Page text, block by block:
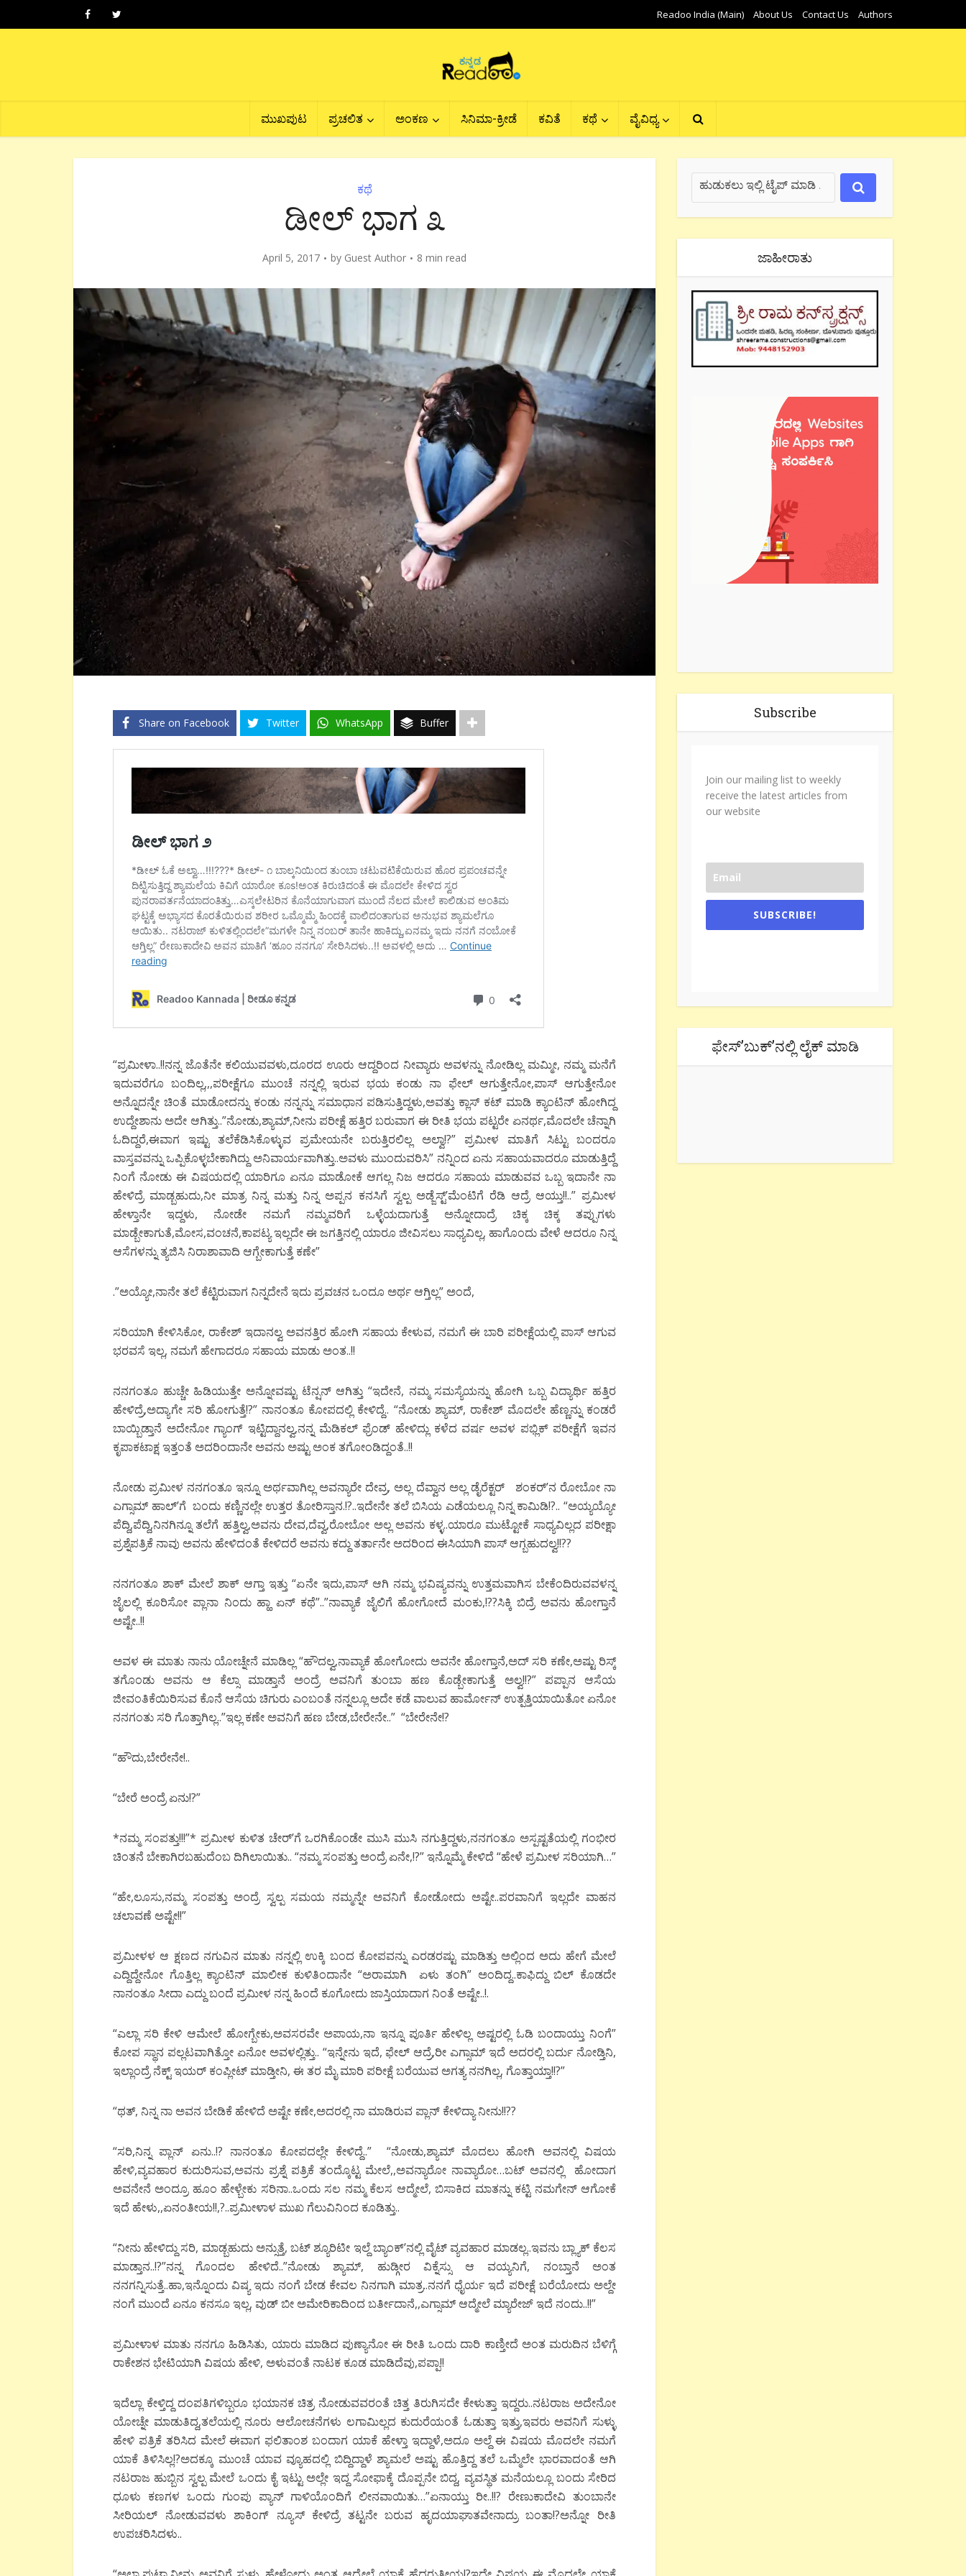
Readoo India (Main) About Us Contact Us Authors
ಮುಖಪುಟ ಪ್ರಚಲಿತ ಅಂಕಣ ಸಿನಿಮಾ-ಕ್ರೀಡೆ ಕವಿತೆ ಕಥೆ ವೈವಿಧ್ಯ
ಕಥೆ
ಡೀಲ್ ಭಾಗ ೩
April 5, 2017 by Guest Author 8 min read
Share on Facebook Twitter WhatsApp Buffer
“ಪ್ರಮೀಳಾ..!!ನನ್ನ ಜೊತೆನೇ ಕಲಿಯುವವಳು,ದೂರದ ಊರು ಆದ್ದರಿಂದ ನೀವ್ಯಾರು ಅವಳನ್ನು ನೋಡಿಲ್ಲ ಮಮ್ಮೀ, ನಮ್ಮ ಮನೆಗೆ
ಇದುವರೆಗೂ ಬಂದಿಲ್ಲ,,,ಪರೀಕ್ಷೆಗೂ ಮುಂಚೆ ನನ್ನಲ್ಲಿ ಇರುವ ಭಯ ಕಂಡು ನಾ ಫೇಲ್ ಆಗುತ್ತೇನೋ,ಪಾಸ್ ಆಗುತ್ತೇನೋ
ಅನ್ನೊದನ್ನೇ ಚಿಂತೆ ಮಾಡೋದನ್ನು ಕಂಡು ನನ್ನನ್ನು ಸಮಾಧಾನ ಪಡಿಸುತ್ತಿದ್ದಳು,ಅವತ್ತು ಕ್ಲಾಸ್ ಕಟ್ ಮಾಡಿ ಕ್ಯಾಂಟಿನ್ ಹೋಗಿದ್ದ
ಉದ್ದೇಶಾನು ಅದೇ ಆಗಿತ್ತು..”ನೋಡು,ಶ್ಯಾಮ್,ನೀನು ಪರೀಕ್ಷೆ ಹತ್ತಿರ ಬರುವಾಗ ಈ ರೀತಿ ಭಯ ಪಟ್ಟರೇ ಏನರ್ಥ,ಮೊದಲೇ ಚೆನ್ನಾಗಿ
ಓದಿದ್ದರೆ,ಈವಾಗ ಇಷ್ಟು ತಲೆಕೆಡಿಸಿಕೊಳ್ಳುವ ಪ್ರಮೇಯನೇ ಬರುತ್ತಿರಲಿಲ್ಲ ಅಲ್ವಾ!?” ಪ್ರಮೀಳ ಮಾತಿಗೆ ಸಿಟ್ಟು ಬಂದರೂ
ವಾಸ್ತವವನ್ನು ಒಪ್ಪಿಕೊಳ್ಳಬೇಕಾಗಿದ್ದು ಅನಿವಾರ್ಯವಾಗಿತ್ತು..ಅವಳು ಮುಂದುವರಿಸಿ” ನನ್ನಿಂದ ಏನು ಸಹಾಯವಾದರೂ ಮಾಡುತ್ತಿದ್ದೆ
ನಿಂಗೆ ನೋಡು ಈ ವಿಷಯದಲ್ಲಿ ಯಾರಿಗೂ ಏನೂ ಮಾಡೋಕೆ ಆಗಲ್ಲ ನಿಜ ಆದರೂ ಸಹಾಯ ಮಾಡುವವ ಒಬ್ಬ ಇದಾನೇ ನಾ
ಹೇಳಿದ್ರೆ ಮಾಡ್ಬಹುದು,ನೀ ಮಾತ್ರ ನಿನ್ನ ಮತ್ತು ನಿನ್ನ ಅಪ್ಪನ ಕನಸಿಗೆ ಸ್ವಲ್ಪ ಅಡ್ಜೆಸ್ಟ್’ಮೆಂಟಿಗೆ ರೆಡಿ ಆದ್ರೆ ಆಯ್ತು!!..” ಪ್ರಮೀಳ
ಹೇಳ್ತಾನೇ ಇದ್ದಳು, ನೋಡೇ ನಮಗೆ ನಮ್ಮವರಿಗೆ ಒಳ್ಳೆಯದಾಗುತ್ತೆ ಅನ್ನೋದಾದ್ರೆ ಚಿಕ್ಕ ಚಿಕ್ಕ ತಪ್ಪುಗಳು
ಮಾಡ್ಬೇಕಾಗುತೆ,ಮೋಸ,ವಂಚನೆ,ಕಾಪಟ್ಯ ಇಲ್ಲದೇ ಈ ಜಗತ್ತಿನಲ್ಲಿ ಯಾರೂ ಜೀವಿಸಲು ಸಾಧ್ಯವಿಲ್ಲ, ಹಾಗೊಂದು ವೇಳೆ ಆದರೂ ನಿನ್ನ
ಆಸೆಗಳನ್ನು ತ್ಯಜಿಸಿ ನಿರಾಶಾವಾದಿ ಆಗ್ಬೇಕಾಗುತ್ತೆ ಕಣೇ”
.”ಅಯ್ಯೋ,ನಾನೇ ತಲೆ ಕೆಟ್ಟಿರುವಾಗ ನಿನ್ನದೇನೆ ಇದು ಪ್ರವಚನ ಒಂದೂ ಅರ್ಥ ಆಗ್ತಿಲ್ಲ” ಅಂದೆ,
ಸರಿಯಾಗಿ ಕೇಳಿಸಿಕೋ, ರಾಕೇಶ್ ಇದಾನಲ್ವ ಅವನತ್ತಿರ ಹೋಗಿ ಸಹಾಯ ಕೇಳುವ, ನಮಗೆ ಈ ಬಾರಿ ಪರೀಕ್ಷೆಯಲ್ಲಿ ಪಾಸ್ ಆಗುವ
ಭರವಸೆ ಇಲ್ಲ, ನಮಗೆ ಹೇಗಾದರೂ ಸಹಾಯ ಮಾಡು ಅಂತ..!!
ನನಗಂತೂ ಹುಚ್ಚೇ ಹಿಡಿಯುತ್ತೇ ಅನ್ನೋವಷ್ಟು ಟೆನ್ಷನ್ ಆಗಿತ್ತು “ಇದೇನೆ, ನಮ್ಮ ಸಮಸ್ಯೆಯನ್ನು ಹೋಗಿ ಒಬ್ಬ ವಿದ್ಯಾರ್ಥಿ ಹತ್ತಿರ
ಹೇಳಿದ್ರೆ,ಅದ್ಯಾಗೇ ಸರಿ ಹೋಗುತ್ತೆ!?” ನಾನಂತೂ ಕೋಪದಲ್ಲಿ ಕೇಳಿದ್ದೆ.. “ನೋಡು ಶ್ಯಾಮ್, ರಾಕೇಶ್ ಮೊದಲೇ ಹೆಣ್ಣನ್ನು ಕಂಡರೆ
ಬಾಯ್ಬಿಡ್ತಾನೆ ಅದೇನೋ ಗ್ಯಾಂಗ್ ಇಟ್ಟಿದ್ದಾನಲ್ವ,ನನ್ನ ಮೆಡಿಕಲ್ ಫ್ರೆಂಡ್ ಹೇಳಿದ್ಲು ಕಳೆದ ವರ್ಷ ಅವಳ ಪಭ್ಲಿಕ್ ಪರೀಕ್ಷೆಗೆ ಇವನ
ಕೃಪಾಕಟಾಕ್ಷ ಇತ್ತಂತೆ ಅದರಿಂದಾನೇ ಅವನು ಅಷ್ಟು ಅಂಕ ತಗೋಂಡಿದ್ದಂತೆ..!!
ನೋಡು ಪ್ರಮೀಳ ನನಗಂತೂ ಇನ್ನೂ ಅರ್ಥವಾಗಿಲ್ಲ ಅವನ್ಯಾರೇ ದೇವ್ರ, ಅಲ್ಲ ದೆವ್ವಾನ ಅಲ್ಲ ಡೈರೆಕ್ಟರ್ ಶಂಕರ್’ನ ರೋಬೋ ನಾ
ಎಗ್ಸಾಮ್ ಹಾಲ್’ಗೆ ಬಂದು ಕಣ್ಣಿನಲ್ಲೇ ಉತ್ತರ ತೋರಿಸ್ತಾನ.!?..ಇದೇನೇ ತಲೆ ಬಿಸಿಯ ಎಡೆಯಲ್ಲೂ ನಿನ್ನ ಕಾಮಿಡಿ!?.. “ಅಯ್ಯಯ್ಯೋ
ಪೆದ್ದಿ,ಪೆದ್ದಿ,ನಿನಗಿನ್ನೂ ತಲೆಗೆ ಹತ್ತಿಲ್ವ,ಅವನು ದೇವ,ದೆವ್ವ,ರೋಬೋ ಅಲ್ಲ ಅವನು ಕಳ್ಳ..ಯಾರೂ ಮುಟ್ಟೋಕೆ ಸಾಧ್ಯವಿಲ್ಲದ ಪರೀಕ್ಷಾ
ಪ್ರಶ್ನೆಪತ್ರಿಕೆ ನಾವು ಅವನು ಹೇಳಿದಂತೆ ಕೇಳಿದರೆ ಅವನು ಕದ್ದು ತರ್ತಾನೇ ಅದರಿಂದ ಈಸಿಯಾಗಿ ಪಾಸ್ ಆಗ್ಬಹುದಲ್ವ!!??
ನನಗಂತೂ ಶಾಕ್ ಮೇಲೆ ಶಾಕ್ ಆಗ್ತಾ ಇತ್ತು “ಏನೇ ಇದು,ಪಾಸ್ ಆಗಿ ನಮ್ಮ ಭವಿಷ್ಯವನ್ನು ಉತ್ತಮವಾಗಿಸ ಬೇಕೆಂದಿರುವವಳನ್ನ
ಜೈಲಲ್ಲಿ ಕೂರಿಸೋ ಪ್ಲಾನಾ ನಿಂದು ಹ್ಹಾ ಏನ್ ಕಥೆ”..”ನಾವ್ಯಾಕೆ ಜೈಲಿಗೆ ಹೋಗೋದೆ ಮಂಕು,!??ಸಿಕ್ಕಿ ಬಿದ್ರೆ ಅವನು ಹೋಗ್ತಾನೆ
ಅಷ್ಟೇ..!!
ಅವಳ ಈ ಮಾತು ನಾನು ಯೋಚ್ನೇನೆ ಮಾಡಿಲ್ಲ “ಹೌದಲ್ವ,ನಾವ್ಯಾಕೆ ಹೋಗೋದು ಅವನೇ ಹೋಗ್ತಾನೆ,ಅದ್ ಸರಿ ಕಣೇ,ಅಷ್ಟು ರಿಸ್ಕ್
ತಗೊಂಡು ಅವನು ಆ ಕೆಲ್ಸಾ ಮಾಡ್ತಾನೆ ಅಂದ್ರೆ ಅವನಿಗೆ ತುಂಬಾ ಹಣ ಕೊಡ್ಬೇಕಾಗುತ್ತೆ ಅಲ್ವ!!?” ಪಪ್ಪಾನ ಆಸೆಯ
ಜೀವಂತಿಕೆಯಿರಿಸುವ ಕೊನೆ ಆಸೆಯ ಚಿಗುರು ಎಂಬಂತೆ ನನ್ನಲ್ಲೂ ಅದೇ ಕಡೆ ವಾಲುವ ಹಾರ್ಮೋನ್ ಉತ್ಪತ್ತಿಯಾಯಿತೋ ಏನೋ
ನನಗಂತು ಸರಿ ಗೊತ್ತಾಗಿಲ್ಲ..”ಇಲ್ಲ ಕಣೇ ಅವನಿಗೆ ಹಣ ಬೇಡ,ಬೇರೇನೇ..” “ಬೇರೇನೇ!?
“ಹೌದು,ಬೇರೇನೇ!..
“ಬೇರೆ ಅಂದ್ರೆ ಏನು!?”
*ನಮ್ಮ ಸಂಪತ್ತು!!!”* ಪ್ರಮೀಳ ಕುಳಿತ ಚೇರ್’ಗೆ ಒರಗಿಕೊಂಡೇ ಮುಸಿ ಮುಸಿ ನಗುತ್ತಿದ್ದಳು,ನನಗಂತೂ ಅಸ್ಪಷ್ಟತೆಯಲ್ಲಿ ಗಂಭೀರ
ಚಿಂತನೆ ಬೇಕಾಗಿರಬಹುದೆಂಬ ದಿಗಿಲಾಯಿತು.. “ನಮ್ಮ ಸಂಪತ್ತು ಅಂದ್ರೆ ಏನೇ,!?” ಇನ್ನೊಮ್ಮೆ ಕೇಳಿದೆ “ಹೇಳೆ ಪ್ರಮೀಳ ಸರಿಯಾಗಿ…”
“ಹೇ,ಲೂಸು,ನಮ್ಮ ಸಂಪತ್ತು ಅಂದ್ರೆ ಸ್ವಲ್ಪ ಸಮಯ ನಮ್ಮನ್ನೇ ಅವನಿಗೆ ಕೋಡೋದು ಅಷ್ಟೇ..ಪರವಾನಿಗೆ ಇಲ್ಲದೇ ವಾಹನ
ಚಲಾವಣೆ ಅಷ್ಟೇ!!”
ಪ್ರಮೀಳಳ ಆ ಕ್ಷಣದ ನಗುವಿನ ಮಾತು ನನ್ನಲ್ಲಿ ಉಕ್ಕಿ ಬಂದ ಕೋಪವನ್ನು ಎರಡರಷ್ಟು ಮಾಡಿತ್ತು ಅಲ್ಲಿಂದ ಅದು ಹೇಗೆ ಮೇಲೆ
ಎದ್ದಿದ್ದೇನೋ ಗೊತ್ತಿಲ್ಲ ಕ್ಯಾಂಟಿನ್ ಮಾಲೀಕ ಕುಳಿತಿಂದಾನೇ “ಅರಾಮಾಗಿ ಏಳು ತಂಗಿ” ಅಂದಿದ್ದ..ಕಾಫಿದ್ದು ಬಿಲ್ ಕೊಡದೇ
ನಾನಂತೂ ಸೀದಾ ಎದ್ದು ಬಂದೆ ಪ್ರಮೀಳ ನನ್ನ ಹಿಂದೆ ಕೂಗೋದು ಜಾಸ್ತಿಯಾದಾಗ ನಿಂತೆ ಅಷ್ಟೇ..!.
“ಎಲ್ಲಾ ಸರಿ ಕೇಳಿ ಆಮೇಲೆ ಹೋಗ್ಬೇಕು,ಅವಸರವೇ ಅಪಾಯ,ನಾ ಇನ್ನೂ ಪೂರ್ತಿ ಹೇಳಿಲ್ಲ ಅಷ್ಟರಲ್ಲಿ ಓಡಿ ಬಂದಾಯ್ತು ನಿಂಗೆ”
ಕೋಪ ಸ್ಥಾನ ಪಲ್ಲಟವಾಗಿತ್ತೋ ಏನೋ ಅವಳಲ್ಲಿತ್ತು.. “ಇನ್ನೇನು ಇದೆ, ಫೇಲ್ ಆದ್ರೆ,ರೀ ಎಗ್ಸಾಮ್ ಇದೆ ಅದರಲ್ಲಿ ಬರ್ದು ನೋಡ್ತಿನಿ,
ಇಲ್ಲಾಂದ್ರೆ ನೆಕ್ಟ್ ಇಯರ್ ಕಂಪ್ಲೀಟ್ ಮಾಡ್ತೀನಿ, ಈ ತರ ಮೈ ಮಾರಿ ಪರೀಕ್ಷೆ ಬರೆಯುವ ಅಗತ್ಯ ನನಗಿಲ್ಲ, ಗೊತ್ತಾಯ್ತಾ!!?”
“ಥತ್, ನಿನ್ನ ನಾ ಅವನ ಬೇಡಿಕೆ ಹೇಳಿದೆ ಅಷ್ಟೇ ಕಣೇ,ಅದರಲ್ಲಿ ನಾ ಮಾಡಿರುವ ಪ್ಲಾನ್ ಕೇಳಿದ್ಯಾ ನೀನು!!??
“ಸರಿ,ನಿನ್ನ ಪ್ಲಾನ್ ಏನು..!? ನಾನಂತೂ ಕೋಪದಲ್ಲೇ ಕೇಳಿದ್ದೆ..” “ನೋಡು,ಶ್ಯಾಮ್ ಮೊದಲು ಹೋಗಿ ಅವನಲ್ಲಿ ವಿಷಯ
ಹೇಳಿ,ವ್ಯವಹಾರ ಕುದುರಿಸುವ,ಅವನು ಪ್ರಶ್ನೆ ಪತ್ರಿಕೆ ತಂದ್ಕೊಟ್ಟ ಮೇಲೆ,,ಅವನ್ಯಾರೋ ನಾವ್ಯಾರೋ…ಬಟ್ ಅವನಲ್ಲಿ ಹೋದಾಗ
ಅವನೇನೆ ಅಂದ್ರೂ ಹೂಂ ಹೇಳ್ಬೇಕು ಸರಿನಾ..ಒಂದು ಸಲ ನಮ್ಮ ಕೆಲಸ ಆದ್ಮೇಲೆ, ಬಿಸಾಕಿದ ಮಾತನ್ನು ಕಟ್ಟಿ ನಮಗೇನ್ ಆಗೋಕೆ
ಇದೆ ಹೇಳು,,ಏನಂತೀಯ!!,?..ಪ್ರಮೀಳಾಳ ಮುಖ ಗೆಲುವಿನಿಂದ ಕೂಡಿತ್ತು..
“ನೀನು ಹೇಳಿದ್ದು ಸರಿ, ಮಾಡ್ಬಹುದು ಅನ್ಸುತ್ತೆ, ಬಟ್ ಶ್ಯೂರಿಟೀ ಇಲ್ದೆ ಬ್ಯಾಂಕ್’ನಲ್ಲಿ ವೈಟ್ ವ್ಯವಹಾರ ಮಾಡಲ್ಲ..ಇವನು ಬ್ಲ್ಯಾಕ್ ಕೆಲಸ
ಮಾಡ್ತಾನ..!?”ನನ್ನ ಗೊಂದಲ ಹೇಳಿದೆ..”ನೋಡು ಶ್ಯಾಮ್, ಹುಡ್ಗೀರ ವಿಕ್ನೆಸ್ಸು ಆ ವಯ್ಯನಿಗೆ, ನಂಬ್ತಾನೆ ಅಂತ
ನನಗನ್ನಿಸುತ್ತೆ..ಹಾ,ಇನ್ನೊಂದು ವಿಷ್ಯ ಇದು ನಂಗೆ ಬೇಡ ಕೇವಲ ನಿನಗಾಗಿ ಮಾತ್ರ..ನನಗೆ ಧೈರ್ಯ ಇದೆ ಪರೀಕ್ಷೆ ಬರೆಯೋದು ಅಲ್ದೇ
ನಂಗೆ ಮುಂದೆ ಏನೂ ಕನಸೂ ಇಲ್ಲ, ವುಡ್ ಬೀ ಅಮೇರಿಕಾದಿಂದ ಬರ್ತೀದಾನೆ,,ಎಗ್ಸಾಮ್ ಆದ್ಮೇಲೆ ಮ್ಯಾರೇಜ್ ಇದೆ ನಂದು..!!”
ಪ್ರಮೀಳಾಳ ಮಾತು ನನಗೂ ಹಿಡಿಸಿತು, ಯಾರು ಮಾಡಿದ ಪುಣ್ಯಾನೋ ಈ ರೀತಿ ಒಂದು ದಾರಿ ಕಾಣ್ತೀದೆ ಅಂತ ಮರುದಿನ ಬೆಳಿಗ್ಗೆ
ರಾಕೇಶನ ಭೇಟಿಯಾಗಿ ವಿಷಯ ಹೇಳಿ, ಅಳುವಂತೆ ನಾಟಕ ಕೂಡ ಮಾಡಿದೆವು,ಪಪ್ಪಾ!!
ಇದೆಲ್ಲಾ ಕೇಳ್ತಿದ್ದ ದಂಪತಿಗಳಿಬ್ಬರೂ ಭಯಾನಕ ಚಿತ್ರ ನೋಡುವವರಂತೆ ಚಿತ್ತ ತಿರುಗಿಸದೇ ಕೇಳುತ್ತಾ ಇದ್ದರು..ನಟರಾಜ ಅದೇನೋ
ಯೋಚ್ನೇ ಮಾಡುತಿದ್ದ,ತಲೆಯಲ್ಲಿ ನೂರು ಆಲೋಚನೆಗಳು ಲಗಾಮಿಲ್ಲದ ಕುದುರೆಯಂತೆ ಓಡುತ್ತಾ ಇತ್ತು,ಇವರು ಅವನಿಗೆ ಸುಳ್ಳು
ಹೇಳಿ ಪತ್ರಿಕೆ ತರಿಸಿದ ಮೇಲೆ ಈವಾಗ ಫಲಿತಾಂಶ ಬಂದಾಗ ಯಾಕೆ ಹೇಳ್ತಾ ಇದ್ದಾಳೆ,ಅದೂ ಅಲ್ದೆ ಈ ವಿಷಯ ಮೊದಲೇ ನಮಗೆ
ಯಾಕೆ ತಿಳಿಸಿಲ್ಲ!?ಅದಕ್ಕೂ ಮುಂಚೆ ಯಾವ ವ್ಯೂಹದಲ್ಲಿ ಬಿದ್ದಿದ್ದಾಳೆ ಶ್ಯಾಮಲೆ ಅಷ್ಟು ಹೊತ್ತಿದ್ದ ತಲೆ ಒಮ್ಮೆಲೇ ಭಾರವಾದಂತೆ ಆಗಿ
ನಟರಾಜ ಹುಬ್ಬಿನ ಸ್ವಲ್ಪ ಮೇಲೆ ಒಂದು ಕೈ ಇಟ್ಟು ಅಲ್ಲೇ ಇದ್ದ ಸೋಫಾಕ್ಕೆ ದೊಪ್ಪನೇ ಬಿದ್ದ, ವ್ಯವಸ್ಥಿತ ಮನೆಯಲ್ಲೂ ಬಂದು ಸೇರಿದ
ಧೂಳು ಕಣಗಳ ಒಂದು ಗುಂಪು ಪ್ಯಾನ್ ಗಾಳಿಯೊಂದಿಗೆ ಲೀನವಾಯಿತು…”ಏನಾಯ್ತು ರೀ..!!? ರೇಣುಕಾದೇವಿ ತುಂಬಾನೇ
ಸೀರಿಯಲ್ ನೋಡುವವಳು ಶಾಕಿಂಗ್ ನ್ಯೂಸ್ ಕೇಳಿದ್ರೆ ತಟ್ಟನೇ ಬರುವ ಹೃದಯಾಘಾತವೇನಾದ್ರು ಬಂತಾ!?ಅನ್ನೋ ರೀತಿ
ಉಪಚರಿಸಿದಳು..
ಜಾಹೀರಾತು
Subscribe
Join our mailing list to weekly
receive the latest articles from
our website
SUBSCRIBE!
ಫೇಸ್’ಬುಕ್’ನಲ್ಲಿ ಲೈಕ್ ಮಾಡಿ